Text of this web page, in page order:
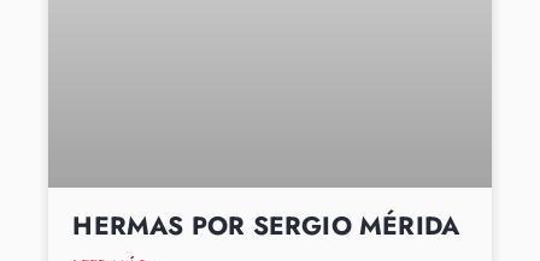
HERMAS POR SERGIO MÉRIDA